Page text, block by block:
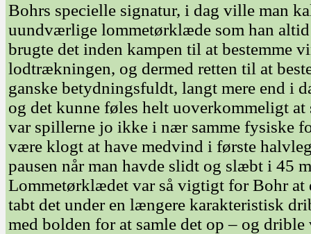
Bohrs specielle signatur, i dag ville man
uundværlige lommetørklæde som han altid
brugte det inden kampen til at bestemme
lodtrækningen, og dermed retten til at
ganske betydningsfuldt, langt mere end i
og det kunne føles helt uoverkommeligt
var spillerne jo ikke i nær samme fysiske
være klogt at have medvind i første
pausen når man havde slidt og slæbt i 45
Lommetørklædet var så vigtigt for Bohr at
tabt det under en længere karakteristisk
med bolden for at samle det op – og drible